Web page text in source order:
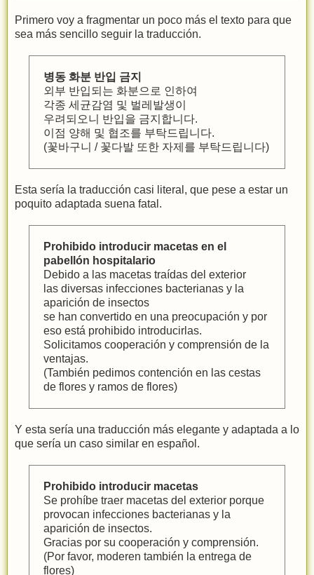
Primero voy a fragmentar un poco más el texto para que
sea más sencillo seguir la traducción.
병동 화분 반입 금지
외부 반입되는 화분으로 인하여
각종 세균감염 및 벌레발생이
우려되오니 반입을 금지합니다.
이점 양해 및 협조를 부탁드립니다.
(꽃바구니 / 꽃다발 또한 자제를 부탁드립니다)
Esta sería la traducción casi literal, que pese a estar un
poquito adaptada suena fatal.
Prohibido introducir macetas en el
pabellón hospitalario
Debido a las macetas traídas del exterior
las diversas infecciones bacterianas y la
aparición de insectos
se han convertido en una preocupación y por
eso está prohibido introducirlas.
Solicitamos cooperación y comprensión de la
ventajas.
(También pedimos contención en las cestas
de flores y ramos de flores)
Y esta sería una traducción más elegante y adaptada a lo
que sería un caso similar en español.
Prohibido introducir macetas
Se prohíbe traer macetas del exterior porque
provocan infecciones bacterianas y la
aparición de insectos.
Gracias por su cooperación y comprensión.
(Por favor, moderen también la entrega de
flores)